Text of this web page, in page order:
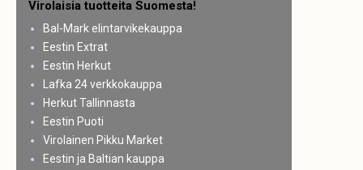
Virolaisia tuotteita Suomesta!
Bal-Mark elintarvikekauppa
Eestin Extrat
Eestin Herkut
Lafka 24 verkkokauppa
Herkut Tallinnasta
Eestin Puoti
Virolainen Pikku Market
Eestin ja Baltian kauppa